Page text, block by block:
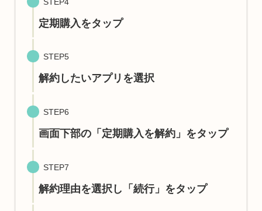
定期購入をタップ
STEP5
解約したいアプリを選択
STEP6
画面下部の「定期購入を解約」をタップ
STEP7
解約理由を選択し「続行」をタップ